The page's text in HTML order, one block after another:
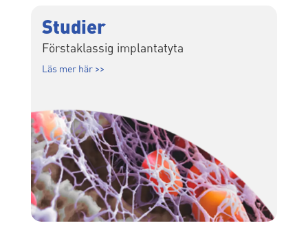
Studier
Förstaklassig implantatyta
Läs mer här >>